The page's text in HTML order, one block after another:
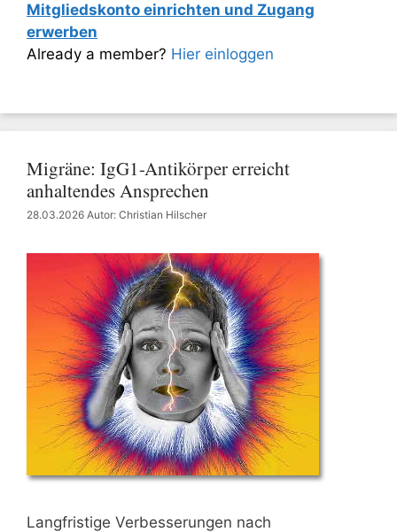
Mitgliedskonto einrichten und Zugang
erwerben
Already a member? Hier einloggen
Migräne: IgG1-Antikörper erreicht
anhaltendes Ansprechen
28.03.2026 Autor: Christian Hilscher
Langfristige Verbesserungen nach